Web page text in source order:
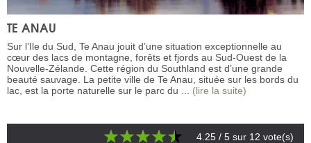
TE ANAU
Sur l’Ile du Sud, Te Anau jouit d’une situation exceptionnelle au
cœur des lacs de montagne, forêts et fjords au Sud-Ouest de la
Nouvelle-Zélande. Cette région du Southland est d’une grande
beauté sauvage. La petite ville de Te Anau, située sur les bords du
lac, est la porte naturelle sur le parc du ... (lire la suite)
4.25 / 5 sur 12 vote(s)